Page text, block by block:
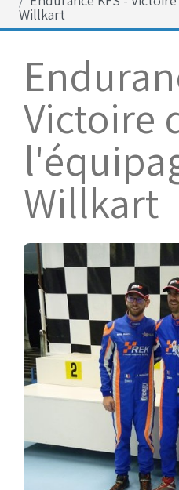
Willkart
Victoire
Willkart
Bénévoles
Les 50 ans du club
Dons aux associations
Virage par Virage
Vue aérienne
Accès au circuit
Chronos et Rapports
Horaires d'ouverture
Equipements Vidéo
Droits de piste